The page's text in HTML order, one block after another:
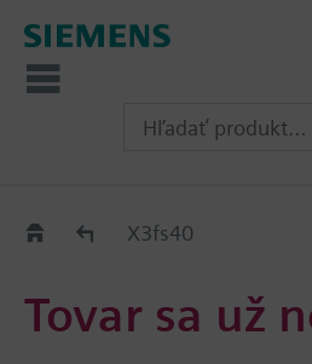
Old2NewX3fs40
Tovar sa už